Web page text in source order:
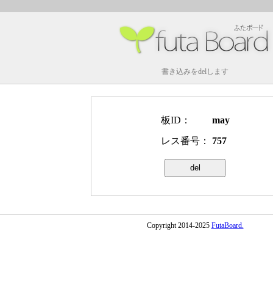
書き込みをdelします
板ID：
may
レス番号：
757
Copyright 2014-2025 FutaBoard.